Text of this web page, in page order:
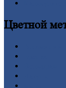
Цветной